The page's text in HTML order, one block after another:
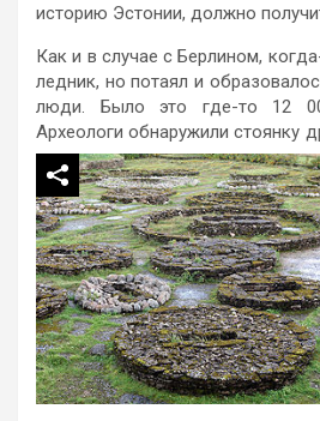
историю Эстонии, должно
Как и в случае с Берлином,
ледник, но потаял и
люди. Было это где-то 12
Археологи обнаружилистоянку